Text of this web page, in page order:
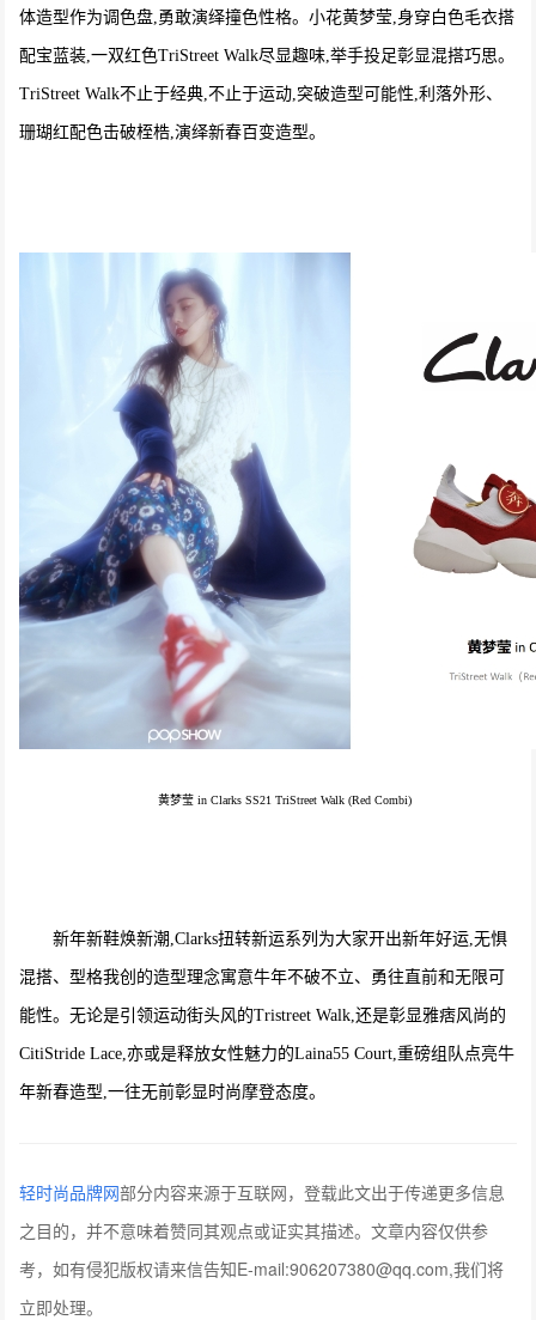
体造型作为调色盘,勇敢演绎撞色性格。小花黄梦莹,身穿白色毛衣搭
配宝蓝装,一双红色TriStreet Walk尽显趣味,举手投足彰显混搭巧思。
TriStreet Walk不止于经典,不止于运动,突破造型可能性,利落外形、
珊瑚红配色击破桎梏,演绎新春百变造型。
黄梦莹 in Clarks SS21 TriStreet Walk (Red Combi)
新年新鞋焕新潮,Clarks扭转新运系列为大家开出新年好运,无惧
混搭、型格我创的造型理念寓意牛年不破不立、勇往直前和无限可
能性。无论是引领运动街头风的Tristreet Walk,还是彰显雅痞风尚的
CitiStride Lace,亦或是释放女性魅力的Laina55 Court,重磅组队点亮牛
年新春造型,一往无前彰显时尚摩登态度。
轻时尚品牌网部分内容来源于互联网，登载此文出于传递更多信息
之目的，并不意味着赞同其观点或证实其描述。文章内容仅供参
考，如有侵犯版权请来信告知E-mail:906207380@qq.com,我们将
立即处理。